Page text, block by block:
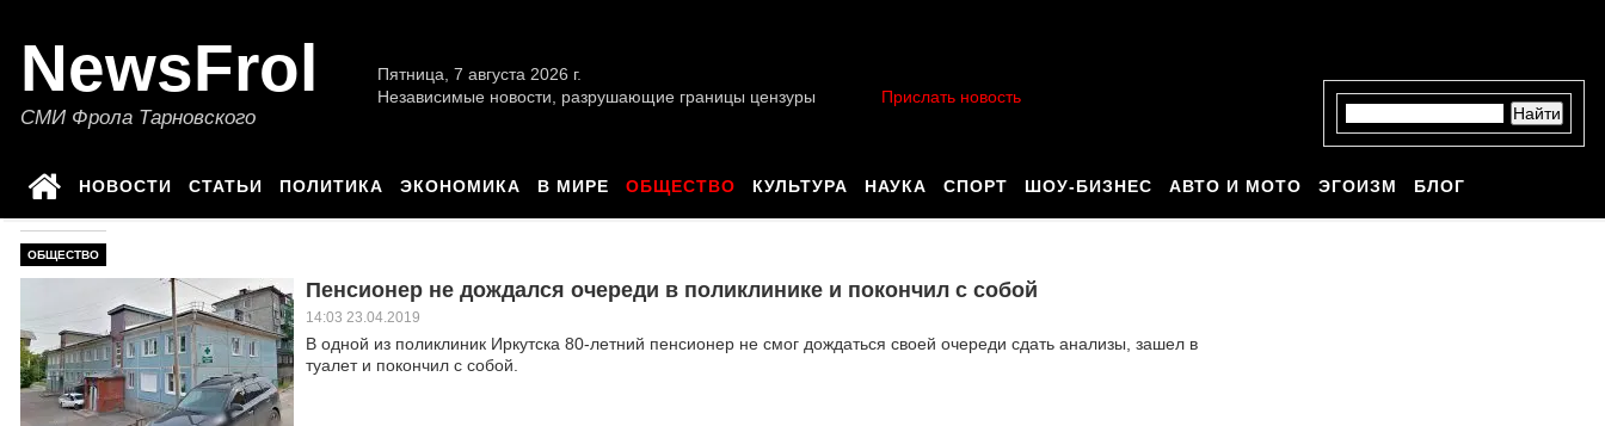
NewsFrol
СМИ Фрола Тарновского
Пятница, 7 августа 2026 г.
Независимые новости, разрушающие границы цензуры
Прислать новость
НОВОСТИ СТАТЬИ ПОЛИТИКА ЭКОНОМИКА В МИРЕ ОБЩЕСТВО КУЛЬТУРА НАУКА СПОРТ ШОУ-БИЗНЕС АВТО И МОТО ЭГОИЗМ БЛОГ
ОБЩЕСТВО
Пенсионер не дождался очереди в поликлинике и покончил с собой
14:03 23.04.2019
В одной из поликлиник Иркутска 80-летний пенсионер не смог дождаться своей очереди сдать анализы, зашел в
туалет и покончил с собой.